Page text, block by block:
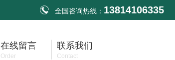
全国咨询热线： 13814106335
在线留言
Order
联系我们
Contact